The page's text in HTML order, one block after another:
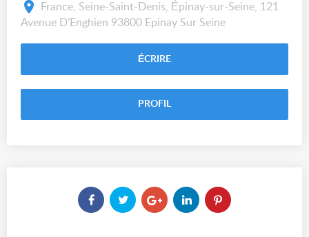
France, Seine-Saint-Denis, Épinay-sur-Seine, 121
Avenue D’Enghien 93800 Epinay Sur Seine
ÉCRIRE
PROFIL